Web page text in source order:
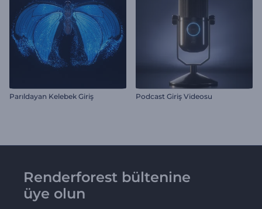
Parıldayan Kelebek Giriş Podcast Giriş Videosu
Renderforest bültenine
üye olun